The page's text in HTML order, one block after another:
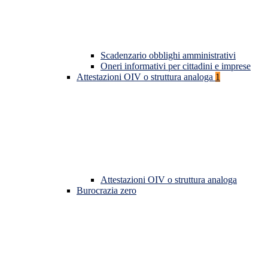
Scadenzario obblighi amministrativi
Oneri informativi per cittadini e imprese
Attestazioni OIV o struttura analoga 1
Attestazioni OIV o struttura analoga
Burocrazia zero